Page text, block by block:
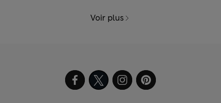
Voir plus